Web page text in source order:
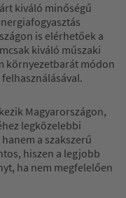
kiváló minőségű
is elérhetőek a
kiváló műszaki
környezetbarát módon
Magyarországon,
legközelebbi
a szakszerű
hiszen a legjobb
ha nem megfelelően